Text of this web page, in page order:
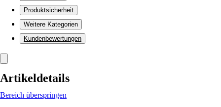
Produktsicherheit
Weitere Kategorien
Kundenbewertungen
Artikeldetails
Bereich überspringen